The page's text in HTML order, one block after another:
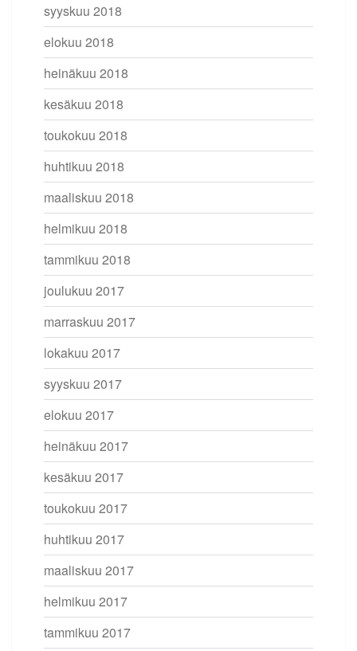
syyskuu 2018
elokuu 2018
heinäkuu 2018
kesäkuu 2018
toukokuu 2018
huhtikuu 2018
maaliskuu 2018
helmikuu 2018
tammikuu 2018
joulukuu 2017
marraskuu 2017
lokakuu 2017
syyskuu 2017
elokuu 2017
heinäkuu 2017
kesäkuu 2017
toukokuu 2017
huhtikuu 2017
maaliskuu 2017
helmikuu 2017
tammikuu 2017